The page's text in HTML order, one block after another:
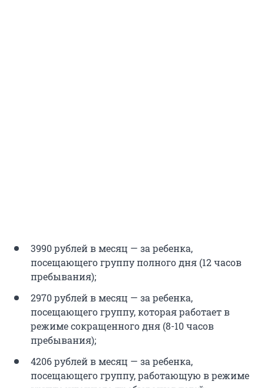
3990 рублей в месяц — за ребенка,
посещающего группу полного дня (12 часов
пребывания);
2970 рублей в месяц — за ребенка,
посещающего группу, которая работает в
режиме сокращенного дня (8-10 часов
пребывания);
4206 рублей в месяц — за ребенка,
посещающего группу, работающую в режиме